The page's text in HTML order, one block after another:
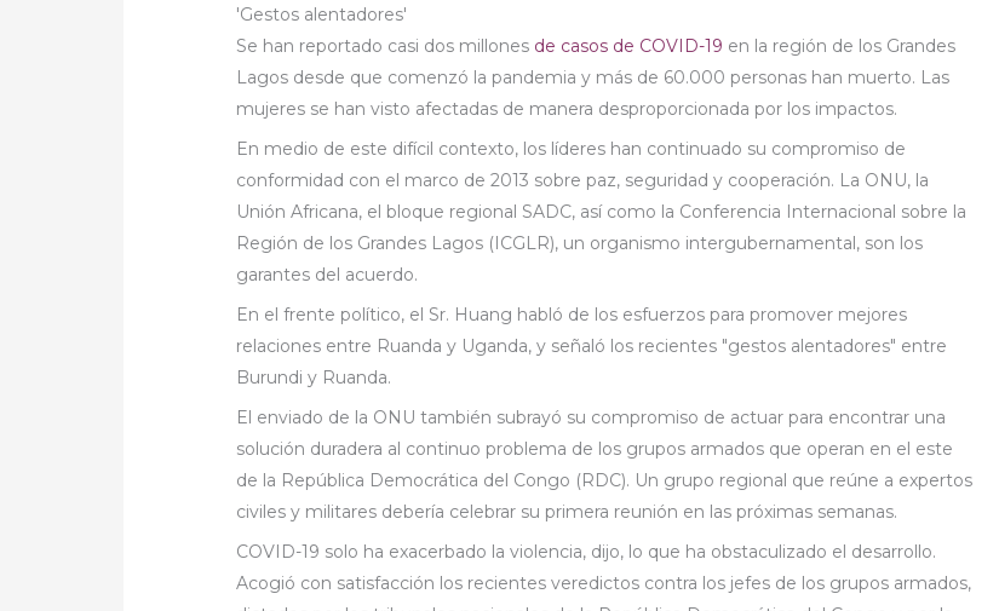
'Gestos alentadores'
Se han reportado casi dos millones de casos de COVID-19 en la región de los Grandes
Lagos desde que comenzó la pandemia y más de 60.000 personas han muerto. Las
mujeres se han visto afectadas de manera desproporcionada por los impactos.
En medio de este difícil contexto, los líderes han continuado su compromiso de
conformidad con el marco de 2013 sobre paz, seguridad y cooperación. La ONU, la
Unión Africana, el bloque regional SADC, así como la Conferencia Internacional sobre la
Región de los Grandes Lagos (ICGLR), un organismo intergubernamental, son los
garantes del acuerdo.
En el frente político, el Sr. Huang habló de los esfuerzos para promover mejores
relaciones entre Ruanda y Uganda, y señaló los recientes "gestos alentadores" entre
Burundi y Ruanda.
El enviado de la ONU también subrayó su compromiso de actuar para encontrar una
solución duradera al continuo problema de los grupos armados que operan en el este
de la República Democrática del Congo (RDC). Un grupo regional que reúne a expertos
civiles y militares debería celebrar su primera reunión en las próximas semanas.
COVID-19 solo ha exacerbado la violencia, dijo, lo que ha obstaculizado el desarrollo.
Acogió con satisfacción los recientes veredictos contra los jefes de los grupos armados,